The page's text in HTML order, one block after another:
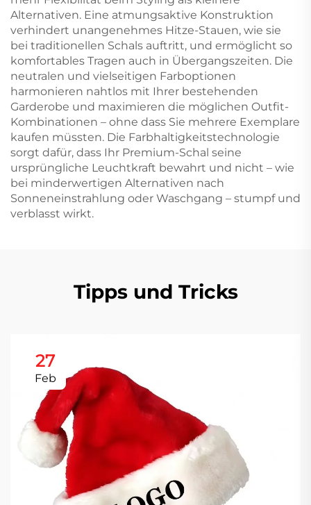
Alternativen. Eine atmungsaktive Konstruktion
verhindert unangenehmes Hitze-Stauen, wie sie
bei traditionellen Schals auftritt, und ermöglicht so
komfortables Tragen auch in Übergangszeiten. Die
neutralen und vielseitigen Farboptionen
harmonieren nahtlos mit Ihrer bestehenden
Garderobe und maximieren die möglichen Outfit-
Kombinationen – ohne dass Sie mehrere Exemplare
kaufen müssten. Die Farbhaltigkeitstechnologie
sorgt dafür, dass Ihr Premium-Schal seine
ursprüngliche Leuchtkraft bewahrt und nicht – wie
bei minderwertigen Alternativen nach
Sonneneinstrahlung oder Waschgang – stumpf und
verblasst wirkt.
Tipps und Tricks
27
Feb